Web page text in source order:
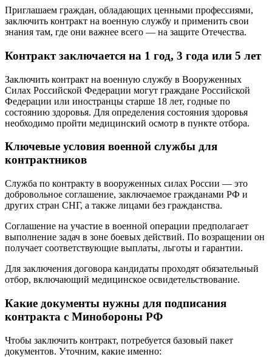
Приглашаем граждан, обладающих ценными профессиями,
заключить контракт на военную службу и применить свои
знания там, где они важнее всего — на защите Отечества.
Контракт заключается на 1 год, 3 года или 5 лет
Заключить контракт на военную службу в Вооруженных
Силах Российской Федерации могут граждане Российской
Федерации или иностранцы старше 18 лет, годные по
состоянию здоровья. Для определения состояния здоровья
необходимо пройти медицинский осмотр в пункте отбора.
Ключевые условия военной службы для
контрактников
Служба по контракту в вооруженных силах России — это
добровольное соглашение, заключаемое гражданами РФ и
других стран СНГ, а также лицами без гражданства.
Соглашение на участие в военной операции предполагает
выполнение задач в зоне боевых действий. По возращении он
получает соответствующие выплаты, льготы и гарантии.
Для заключения договора кандидаты проходят обязательный
отбор, включающий медицинское освидетельствование.
Какие документы нужны для подписания
контракта с Минобороны РФ
Чтобы заключить контракт, потребуется базовый пакет
документов. Уточним, какие именно: